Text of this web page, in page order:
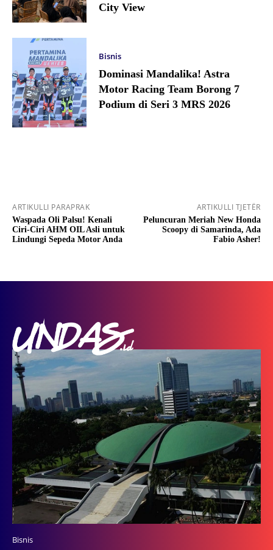
City View
Bisnis
Dominasi Mandalika! Astra
Motor Racing Team Borong 7
Podium di Seri 3 MRS 2026
ARTIKULLI PARAPRAK
Waspada Oli Palsu! Kenali
Ciri-Ciri AHM OIL Asli untuk
Lindungi Sepeda Motor Anda
ARTIKULLI TJETËR
Peluncuran Meriah New Honda
Scoopy di Samarinda, Ada
Fabio Asher!
Bisnis